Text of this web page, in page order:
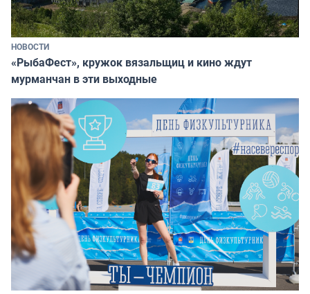
НОВОСТИ
«РыбаФест», кружок вязальщиц и кино ждут
мурманчан в эти выходные